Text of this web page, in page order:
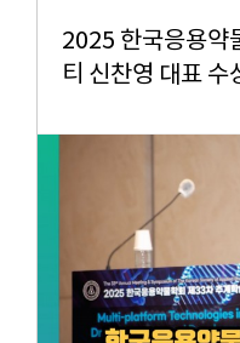
2025 한국응용약
티 신찬영 대표 수